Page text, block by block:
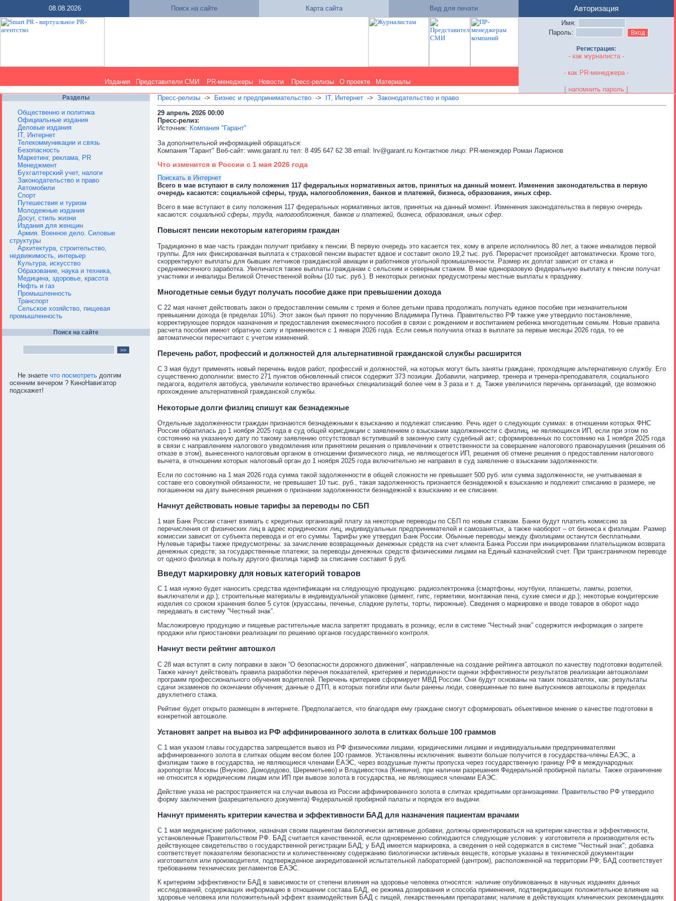
08.08.2026 Поиск на сайте Карта сайта Вид для печати
Издания Представители СМИ PR-менеджеры Новости Пресс-релизы О проекте Материалы
Авторизация
Имя:
Пароль:
Регистрация:
- как журналиста -
- как PR-менеджера -
[ напомнить пароль ]
Разделы
Общественно и политика
Официальные издания
Деловые издания
IT, Интернет
Телекоммуникации и связь
Безопасность
Маркетинг, реклама, PR
Менеджмент
Бухгалтерский учет, налоги
Законодательство и право
Автомобили
Спорт
Путешествия и туризм
Молодежные издания
Досуг, стиль жизни
Издания для женщин
Армия. Военное дело. Силовые
структуры
Архитектура, строительство,
недвижимость, интерьер
Культура, искусство
Образование, наука и техника,
Медицина, здоровье, красота
Нефть и газ
Промышленность
Транспорт
Сельское хозяйство, пищевая
промышленность
Поиск на сайте
Не знаете что посмотреть долгим
осенним вечером ? КиноНавигатор
подскажет!
Пресс-релизы -> Бизнес и предпринимательство -> IT, Интернет -> Законодательство и право
29 апрель 2026 00:00
Пресс-релиз:
Источник: Компания "Гарант"
За дополнительной информацией обращаться:
Компания "Гарант" Веб-сайт: www.garant.ru тел: 8 495 647 62 38 email: lrv@garant.ru Контактное лицо: PR-менеждер Роман Ларионов
Что изменится в России с 1 мая 2026 года
Поискать в Интернет
Всего в мае вступают в силу положения 117 федеральных нормативных актов, принятых на данный момент. Изменения законодательства в первую
очередь касаются: социальной сферы, труда, налогообложения, банков и платежей, бизнеса, образования, иных сфер.
Всего в мае вступают в силу положения 117 федеральных нормативных актов, принятых на данный момент. Изменения законодательства в первую очередь
касаются: социальной сферы, труда, налогообложения, банков и платежей, бизнеса, образования, иных сфер.
Повысят пенсии некоторым категориям граждан
Традиционно в мае часть граждан получит прибавку к пенсии. В первую очередь это касается тех, кому в апреле исполнилось 80 лет, а также инвалидов первой
группы. Для них фиксированная выплата к страховой пенсии вырастет вдвое и составит около 19,2 тыс. руб. Перерасчет произойдет автоматически. Кроме того,
скорректируют выплаты для бывших летчиков гражданской авиации и работников угольной промышленности. Размер их доплат зависит от стажа и
среднемесячного заработка. Увеличатся также выплаты гражданам с сельским и северным стажем. В мае единоразовую федеральную выплату к пенсии получат
участники и инвалиды Великой Отечественной войны (10 тыс. руб.). В некоторых регионах предусмотрены местные выплаты к празднику.
Многодетные семьи будут получать пособие даже при превышении дохода
С 22 мая начнет действовать закон о предоставлении семьям с тремя и более детьми права продолжать получать единое пособие при незначительном
превышении дохода (в пределах 10%). Этот закон был принят по поручению Владимира Путина. Правительство РФ также уже утвердило постановление,
корректирующее порядок назначения и предоставления ежемесячного пособия в связи с рождением и воспитанием ребенка многодетным семьям. Новые правила
расчета пособия имеют обратную силу и применяются с 1 января 2026 года. Если семья получила отказ в выплате за первые месяцы 2026 года, то ее
автоматически пересчитают с учетом изменений.
Перечень работ, профессий и должностей для альтернативной гражданской службы расширится
С 3 мая будут применять новый перечень видов работ, профессий и должностей, на которых могут быть заняты граждане, проходящие альтернативную службу. Его
существенно дополнили: вместо 271 пунктов обновленный список содержит 373 позиции. Добавили, например, тренера и тренера-преподавателя, социального
педагога, водителя автобуса, увеличили количество врачебных специализаций более чем в 3 раза и т. д. Также увеличился перечень организаций, где возможно
прохождение альтернативной гражданской службы.
Некоторые долги физлиц спишут как безнадежные
Отдельные задолженности граждан признаются безнадежными к взысканию и подлежат списанию. Речь идет о следующих суммах: в отношении которых ФНС
России обратилась до 1 ноября 2025 года в суд общей юрисдикции с заявлением о взыскании задолженности с физлиц, не являющихся ИП, если при этом по
состоянию на указанную дату по такому заявлению отсутствовал вступивший в законную силу судебный акт; сформированных по состоянию на 1 ноября 2025 года
в связи с направлением налогового уведомления или принятием решения о привлечении к ответственности за совершение налогового правонарушения (решения об
отказе в этом), вынесенного налоговым органом в отношении физического лица, не являющегося ИП, решения об отмене решения о предоставлении налогового
вычета, в отношении которых налоговый орган до 1 ноября 2025 года включительно не направил в суд заявление о взыскании задолженности.
Если по состоянию на 1 мая 2026 года сумма такой задолженности в общей сложности не превышает 500 руб. или сумма задолженности, не учитываемая в
составе его совокупной обязанности, не превышает 10 тыс. руб., такая задолженность признается безнадежной к взысканию и подлежит списанию в размере, не
погашенном на дату вынесения решения о признании задолженности безнадежной к взысканию и ее списании.
Начнут действовать новые тарифы за переводы по СБП
1 мая Банк России станет взимать с кредитных организаций плату за некоторые переводы по СБП по новым ставкам. Банки будут платить комиссию за
перечисления от физических лиц в адрес юридических лиц, индивидуальных предпринимателей и самозанятых, а также наоборот – от бизнеса к физлицам. Размер
комиссии зависит от субъекта перевода и от его суммы. Тарифы уже утвердил Банк России. Обычные переводы между физлицами останутся бесплатными.
Нулевые тарифы также предусмотрены: за зачисление возвращенных денежных средств на счет клиента Банка России при инициировании плательщиком возврата
денежных средств; за государственные платежи; за переводы денежных средств физическими лицами на Единый казначейский счет. При трансграничном переводе
от одного физлица в пользу другого физлица тариф за списание составит 6 руб.
Введут маркировку для новых категорий товаров
С 1 мая нужно будет наносить средства идентификации на следующую продукцию: радиоэлектроника (смартфоны, ноутбуки, планшеты, лампы, розетки,
выключатели и др.); строительные материалы в индивидуальной упаковке (цемент, гипс, герметики, монтажная пена, сухие смеси и др.); некоторые кондитерские
изделия со сроком хранения более 5 суток (круассаны, печенье, сладкие рулеты, торты, пирожные). Сведения о маркировке и вводе товаров в оборот надо
передавать в систему ”Честный знак”.
Масложировую продукцию и пищевые растительные масла запретят продавать в розницу, если в системе “Честный знак” содержится информация о запрете
продажи или приостановки реализации по решению органов государственного контроля.
Начнут вести рейтинг автошкол
С 28 мая вступят в силу поправки в закон “О безопасности дорожного движения”, направленные на создание рейтинга автошкол по качеству подготовки водителей.
Также начнут действовать правила разработки перечня показателей, критериев и периодичности оценки эффективности результатов реализации автошколами
программ профессионального обучения водителей. Перечень критериев сформирует МВД России. Они будут основаны на таких показателях, как: результаты
сдачи экзаменов по окончании обучения; данные о ДТП, в которых погибли или были ранены люди, совершенные по вине выпускников автошколы в пределах
двухлетнего стажа.
Рейтинг будет открыто размещен в интернете. Предполагается, что благодаря ему граждане смогут сформировать объективное мнение о качестве подготовки в
конкретной автошколе.
Установят запрет на вывоз из РФ аффинированного золота в слитках больше 100 граммов
С 1 мая указом главы государства запрещается вывоз из РФ физическими лицами, юридическими лицами и индивидуальными предпринимателями
аффинированного золота в слитках общим весом более 100 граммов. Установлены исключения: вывезти больше получится в государства-члены ЕАЭС, а
физлицам также в государства, не являющиеся членами ЕАЭС, через воздушные пункты пропуска через государственную границу РФ в международных
аэропортах Москвы (Внуково, Домодедово, Шереметьево) и Владивостока (Кневичи), при наличии разрешения Федеральной пробирной палаты. Также ограничение
не относится к юридическим лицам или ИП при вывозе золота в государства, не являющиеся членами ЕАЭС.
Действие указа не распространяется на случаи вывоза из России аффинированного золота в слитках кредитными организациями. Правительство РФ утвердило
форму заключения (разрешительного документа) Федеральной пробирной палаты и порядок его выдачи.
Начнут применять критерии качества и эффективности БАД для назначения пациентам врачами
С 1 мая медицинские работники, назначая своим пациентам биологически активные добавки, должны ориентироваться на критерии качества и эффективности,
установленные Правительством РФ. БАД считается качественной, если одновременно соблюдаются следующие условия: у изготовителя и производителя есть
действующее свидетельство о государственной регистрации БАД; у БАД имеется маркировка, а сведения о ней содержатся в системе "Честный знак"; добавка
соответствует показателям безопасности и количественному содержанию биологически активных веществ, которые указаны в технической документации
изготовителя или производителя, подтвержденное аккредитованной испытательной лабораторией (центром), расположенной на территории РФ; БАД соответствует
требованиям технических регламентов ЕАЭС.
К критериям эффективности БАД в зависимости от степени влияния на здоровье человека относятся: наличие опубликованных в научных изданиях данных
исследований, содержащих информацию в отношении состава БАД, ее режима дозирования и способа применения, подтверждающих положительное влияние на
здоровье человека или положительный эффект взаимодействия БАД с пищей, лекарственными препаратами; наличие в действующих клинических рекомендациях